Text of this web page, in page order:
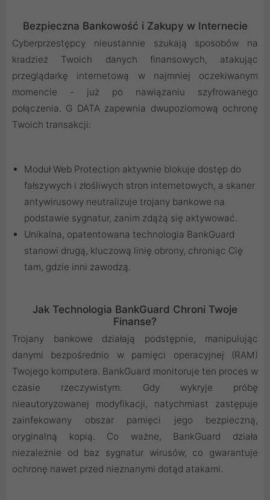
Bezpieczna Bankowość i Zakupy w Internecie
Cyberprzestępcy nieustannie szukają sposobów na
kradzież Twoich danych finansowych, atakując
przeglądarkę internetową w najmniej oczekiwanym
momencie - już po nawiązaniu szyfrowanego
połączenia. G DATA zapewnia dwupoziomową ochronę
Twoich transakcji:
Moduł Web Protection aktywnie blokuje dostęp do
fałszywych i złośliwych stron internetowych, a skaner
antywirusowy neutralizuje trojany bankowe na
podstawie sygnatur, zanim zdążą się aktywować.
Unikalna, opatentowana technologia BankGuard
stanowi drugą, kluczową linię obrony, chroniąc Cię
tam, gdzie inni zawodzą.
Jak Technologia BankGuard Chroni Twoje
Finanse?
Trojany bankowe działają podstępnie, manipulując
danymi bezpośrednio w pamięci operacyjnej (RAM)
Twojego komputera. BankGuard monitoruje ten proces w
czasie rzeczywistym. Gdy wykryje próbę
nieautoryzowanej modyfikacji, natychmiast zastępuje
zainfekowany obszar pamięci jego bezpieczną,
oryginalną kopią. Co ważne, BankGuard działa
niezależnie od baz sygnatur wirusów, co gwarantuje
ochronę nawet przed nieznanymi dotąd atakami.